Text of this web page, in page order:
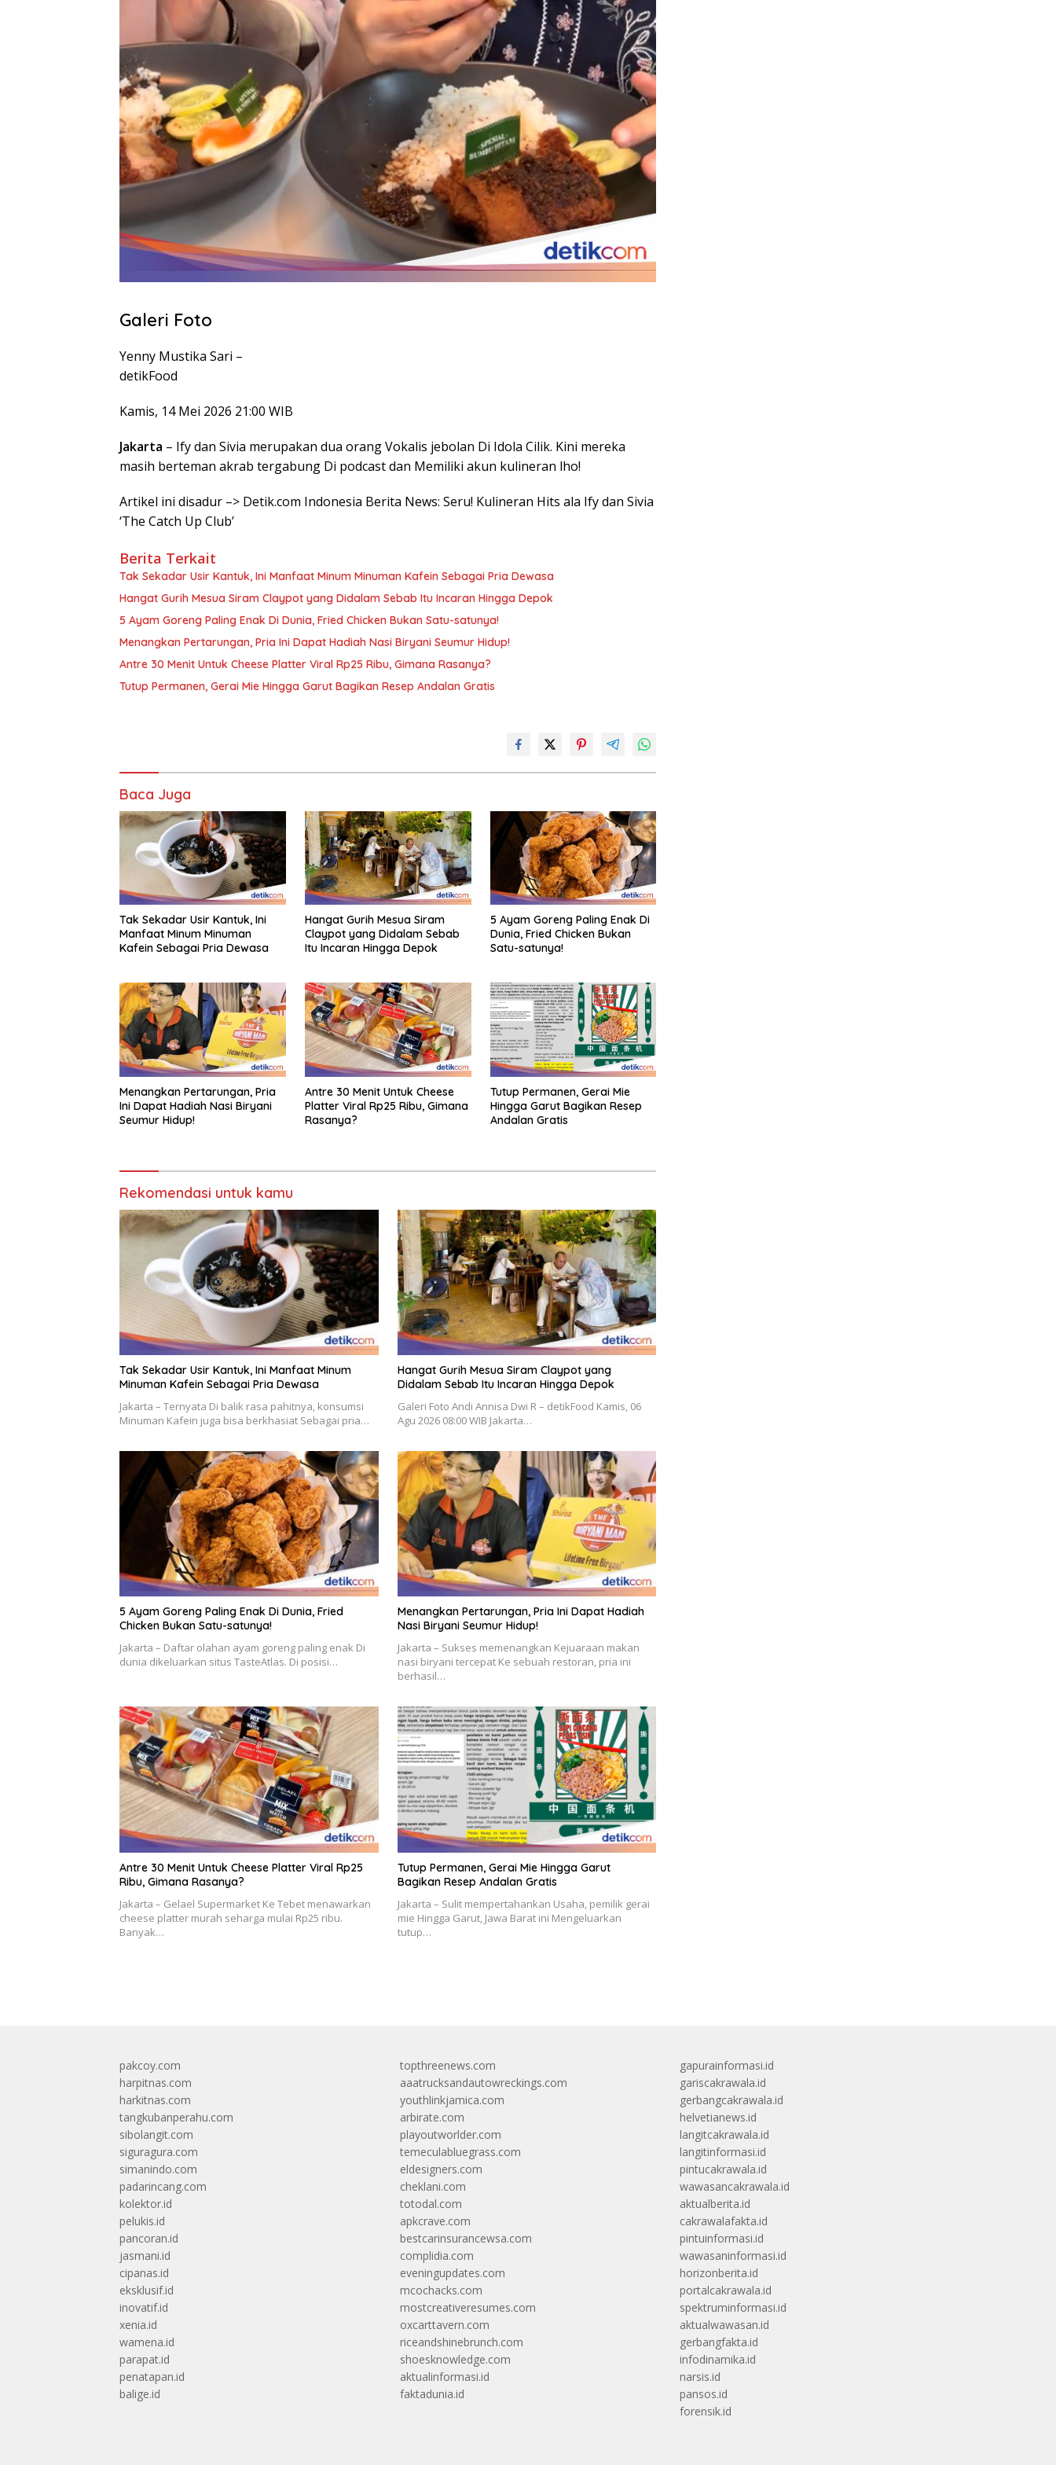
Galeri Foto
Yenny Mustika Sari –
detikFood
Kamis, 14 Mei 2026 21:00 WIB
Jakarta – Ify dan Sivia merupakan dua orang Vokalis jebolan Di Idola Cilik. Kini mereka
masih berteman akrab tergabung Di podcast dan Memiliki akun kulineran lho!
Artikel ini disadur –> Detik.com Indonesia Berita News: Seru! Kulineran Hits ala Ify dan Sivia
‘The Catch Up Club’
Berita Terkait
Tak Sekadar Usir Kantuk, Ini Manfaat Minum Minuman Kafein Sebagai Pria Dewasa
Hangat Gurih Mesua Siram Claypot yang Didalam Sebab Itu Incaran Hingga Depok
5 Ayam Goreng Paling Enak Di Dunia, Fried Chicken Bukan Satu-satunya!
Menangkan Pertarungan, Pria Ini Dapat Hadiah Nasi Biryani Seumur Hidup!
Antre 30 Menit Untuk Cheese Platter Viral Rp25 Ribu, Gimana Rasanya?
Tutup Permanen, Gerai Mie Hingga Garut Bagikan Resep Andalan Gratis
Baca Juga
Tak Sekadar Usir Kantuk, Ini
Manfaat Minum Minuman
Kafein Sebagai Pria Dewasa
Hangat Gurih Mesua Siram
Claypot yang Didalam Sebab
Itu Incaran Hingga Depok
5 Ayam Goreng Paling Enak Di
Dunia, Fried Chicken Bukan
Satu-satunya!
Menangkan Pertarungan, Pria
Ini Dapat Hadiah Nasi Biryani
Seumur Hidup!
Antre 30 Menit Untuk Cheese
Platter Viral Rp25 Ribu, Gimana
Rasanya?
Tutup Permanen, Gerai Mie
Hingga Garut Bagikan Resep
Andalan Gratis
Rekomendasi untuk kamu
Tak Sekadar Usir Kantuk, Ini Manfaat Minum
Minuman Kafein Sebagai Pria Dewasa
Jakarta – Ternyata Di balik rasa pahitnya, konsumsi
Minuman Kafein juga bisa berkhasiat Sebagai pria…
Hangat Gurih Mesua Siram Claypot yang
Didalam Sebab Itu Incaran Hingga Depok
Galeri Foto Andi Annisa Dwi R – detikFood Kamis, 06
Agu 2026 08:00 WIB Jakarta…
5 Ayam Goreng Paling Enak Di Dunia, Fried
Chicken Bukan Satu-satunya!
Jakarta – Daftar olahan ayam goreng paling enak Di
dunia dikeluarkan situs TasteAtlas. Di posisi…
Menangkan Pertarungan, Pria Ini Dapat Hadiah
Nasi Biryani Seumur Hidup!
Jakarta – Sukses memenangkan Kejuaraan makan
nasi biryani tercepat Ke sebuah restoran, pria ini
berhasil…
Antre 30 Menit Untuk Cheese Platter Viral Rp25
Ribu, Gimana Rasanya?
Jakarta – Gelael Supermarket Ke Tebet menawarkan
cheese platter murah seharga mulai Rp25 ribu.
Banyak…
Tutup Permanen, Gerai Mie Hingga Garut
Bagikan Resep Andalan Gratis
Jakarta – Sulit mempertahankan Usaha, pemilik gerai
mie Hingga Garut, Jawa Barat ini Mengeluarkan
tutup…
pakcoy.com
harpitnas.com
harkitnas.com
tangkubanperahu.com
sibolangit.com
siguragura.com
simanindo.com
padarincang.com
kolektor.id
pelukis.id
pancoran.id
jasmani.id
cipanas.id
eksklusif.id
inovatif.id
xenia.id
wamena.id
parapat.id
penatapan.id
balige.id
topthreenews.com
aaatrucksandautowreckings.com
youthlinkjamica.com
arbirate.com
playoutworlder.com
temeculabluegrass.com
eldesigners.com
cheklani.com
totodal.com
apkcrave.com
bestcarinsurancewsa.com
complidia.com
eveningupdates.com
mcochacks.com
mostcreativeresumes.com
oxcarttavern.com
riceandshinebrunch.com
shoesknowledge.com
aktualinformasi.id
faktadunia.id
gapurainformasi.id
gariscakrawala.id
gerbangcakrawala.id
helvetianews.id
langitcakrawala.id
langitinformasi.id
pintucakrawala.id
wawasancakrawala.id
aktualberita.id
cakrawalafakta.id
pintuinformasi.id
wawasaninformasi.id
horizonberita.id
portalcakrawala.id
spektruminformasi.id
aktualwawasan.id
gerbangfakta.id
infodinamika.id
narsis.id
pansos.id
forensik.id